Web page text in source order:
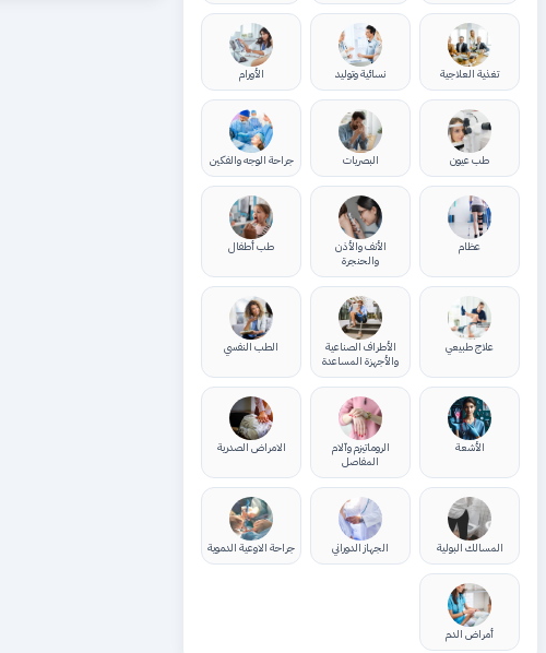
تغذية العلاجية نسائية وتوليد الأورام
طب عيون البصريات جراحة الوجه والفكين
عظام
الأنف والأذن
والحنجرة
طب أطفال
علاج طبيعي
الأطراف الصناعية
والأجهزة المساعدة
الطب النفسي
الأشعة
الروماتيزم وآلام
المفاصل
الامراض الصدرية
المسالك البولية الجهاز الدوراني جراحة الاوعية الدموية
أمراض الدم